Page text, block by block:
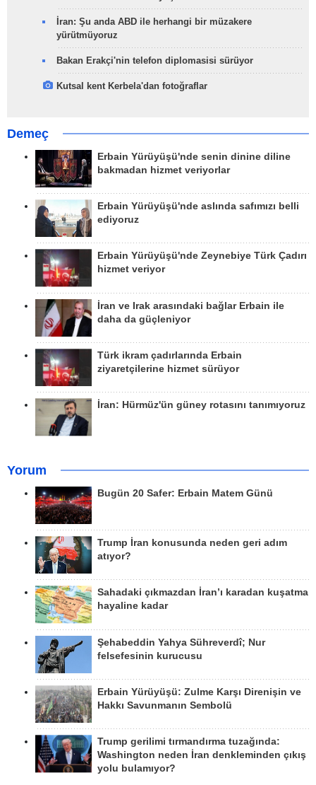
İran: Şu anda ABD ile herhangi bir müzakere
yürütmüyoruz
Bakan Erakçi'nin telefon diplomasisi sürüyor
Kutsal kent Kerbela'dan fotoğraflar
Demeç
Erbain Yürüyüşü'nde senin dinine diline
bakmadan hizmet veriyorlar
Erbain Yürüyüşü'nde aslında safımızı belli
ediyoruz
Erbain Yürüyüşü'nde Zeynebiye Türk Çadırı
hizmet veriyor
İran ve Irak arasındaki bağlar Erbain ile
daha da güçleniyor
Türk ikram çadırlarında Erbain
ziyaretçilerine hizmet sürüyor
İran: Hürmüz'ün güney rotasını tanımıyoruz
Yorum
Bugün 20 Safer: Erbain Matem Günü
Trump İran konusunda neden geri adım
atıyor?
Sahadaki çıkmazdan İran’ı karadan kuşatma
hayaline kadar
Şehabeddin Yahya Sühreverdî; Nur
felsefesinin kurucusu
Erbain Yürüyüşü: Zulme Karşı Direnişin ve
Hakkı Savunmanın Sembolü
Trump gerilimi tırmandırma tuzağında:
Washington neden İran denkleminden çıkış
yolu bulamıyor?